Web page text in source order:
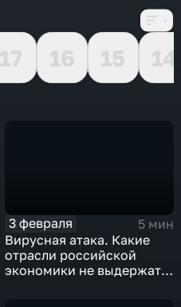
17 16 15
14
3 февраля
5 мин
Вирусная атака. Какие
отрасли российской
экономики не выдержат